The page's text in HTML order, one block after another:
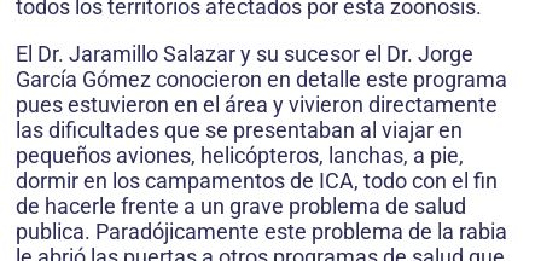
todos los territorios afectados por esta zoonosis.
El Dr. Jaramillo Salazar y su sucesor el Dr. Jorge
García Gómez conocieron en detalle este programa
pues estuvieron en el área y vivieron directamente
las dificultades que se presentaban al viajar en
pequeños aviones, helicópteros, lanchas, a pie,
dormir en los campamentos de ICA, todo con el fin
de hacerle frente a un grave problema de salud
publica. Paradójicamente este problema de la rabia